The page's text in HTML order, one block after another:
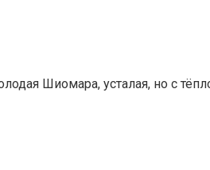
Шиомара, усталая, но с